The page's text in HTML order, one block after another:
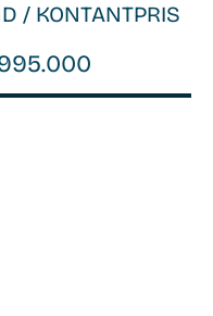
/ KONTANTPRIS